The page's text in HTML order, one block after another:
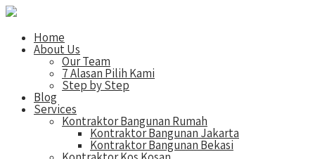
Home
About Us
Our Team
7 Alasan Pilih Kami
Step by Step
Blog
Services
Kontraktor Bangunan Rumah
Kontraktor Bangunan Jakarta
Kontraktor Bangunan Bekasi